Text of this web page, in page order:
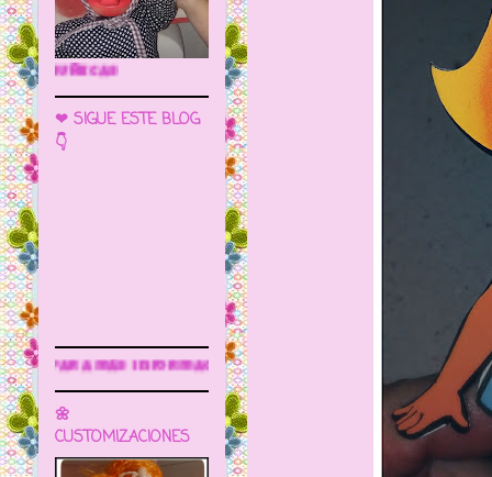
🌼 LA CUEVA DE LAS MUÑECAS
❤ SIGUE ESTE BLOG
👇
Sigue este blog para más
🌼
CUSTOMIZACIONES